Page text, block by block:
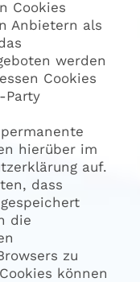
Cookies
Anbietern als
werden
Cookies
Party
hierüber im
auf.
dass
die
zu
können